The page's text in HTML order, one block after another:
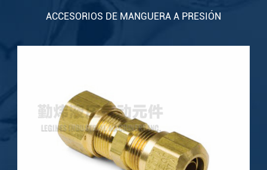
ACCESORIOS DE MANGUERA A PRESIÓN